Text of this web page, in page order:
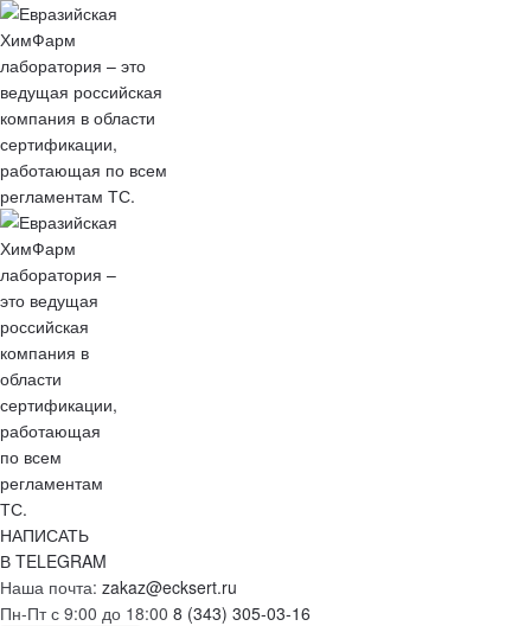
НАПИСАТЬ
В TELEGRAM
Наша почта: zakaz@ecksert.ru
Пн-Пт с 9:00 до 18:00 8 (343) 305-03-16